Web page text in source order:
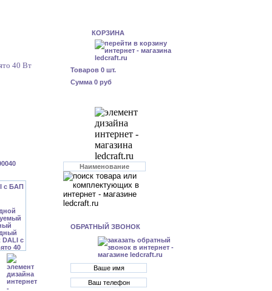
40 Вт
КОРЗИНА
Товаров 0 шт.
Сумма 0 руб
ОБРАТНЫЙ ЗВОНОК